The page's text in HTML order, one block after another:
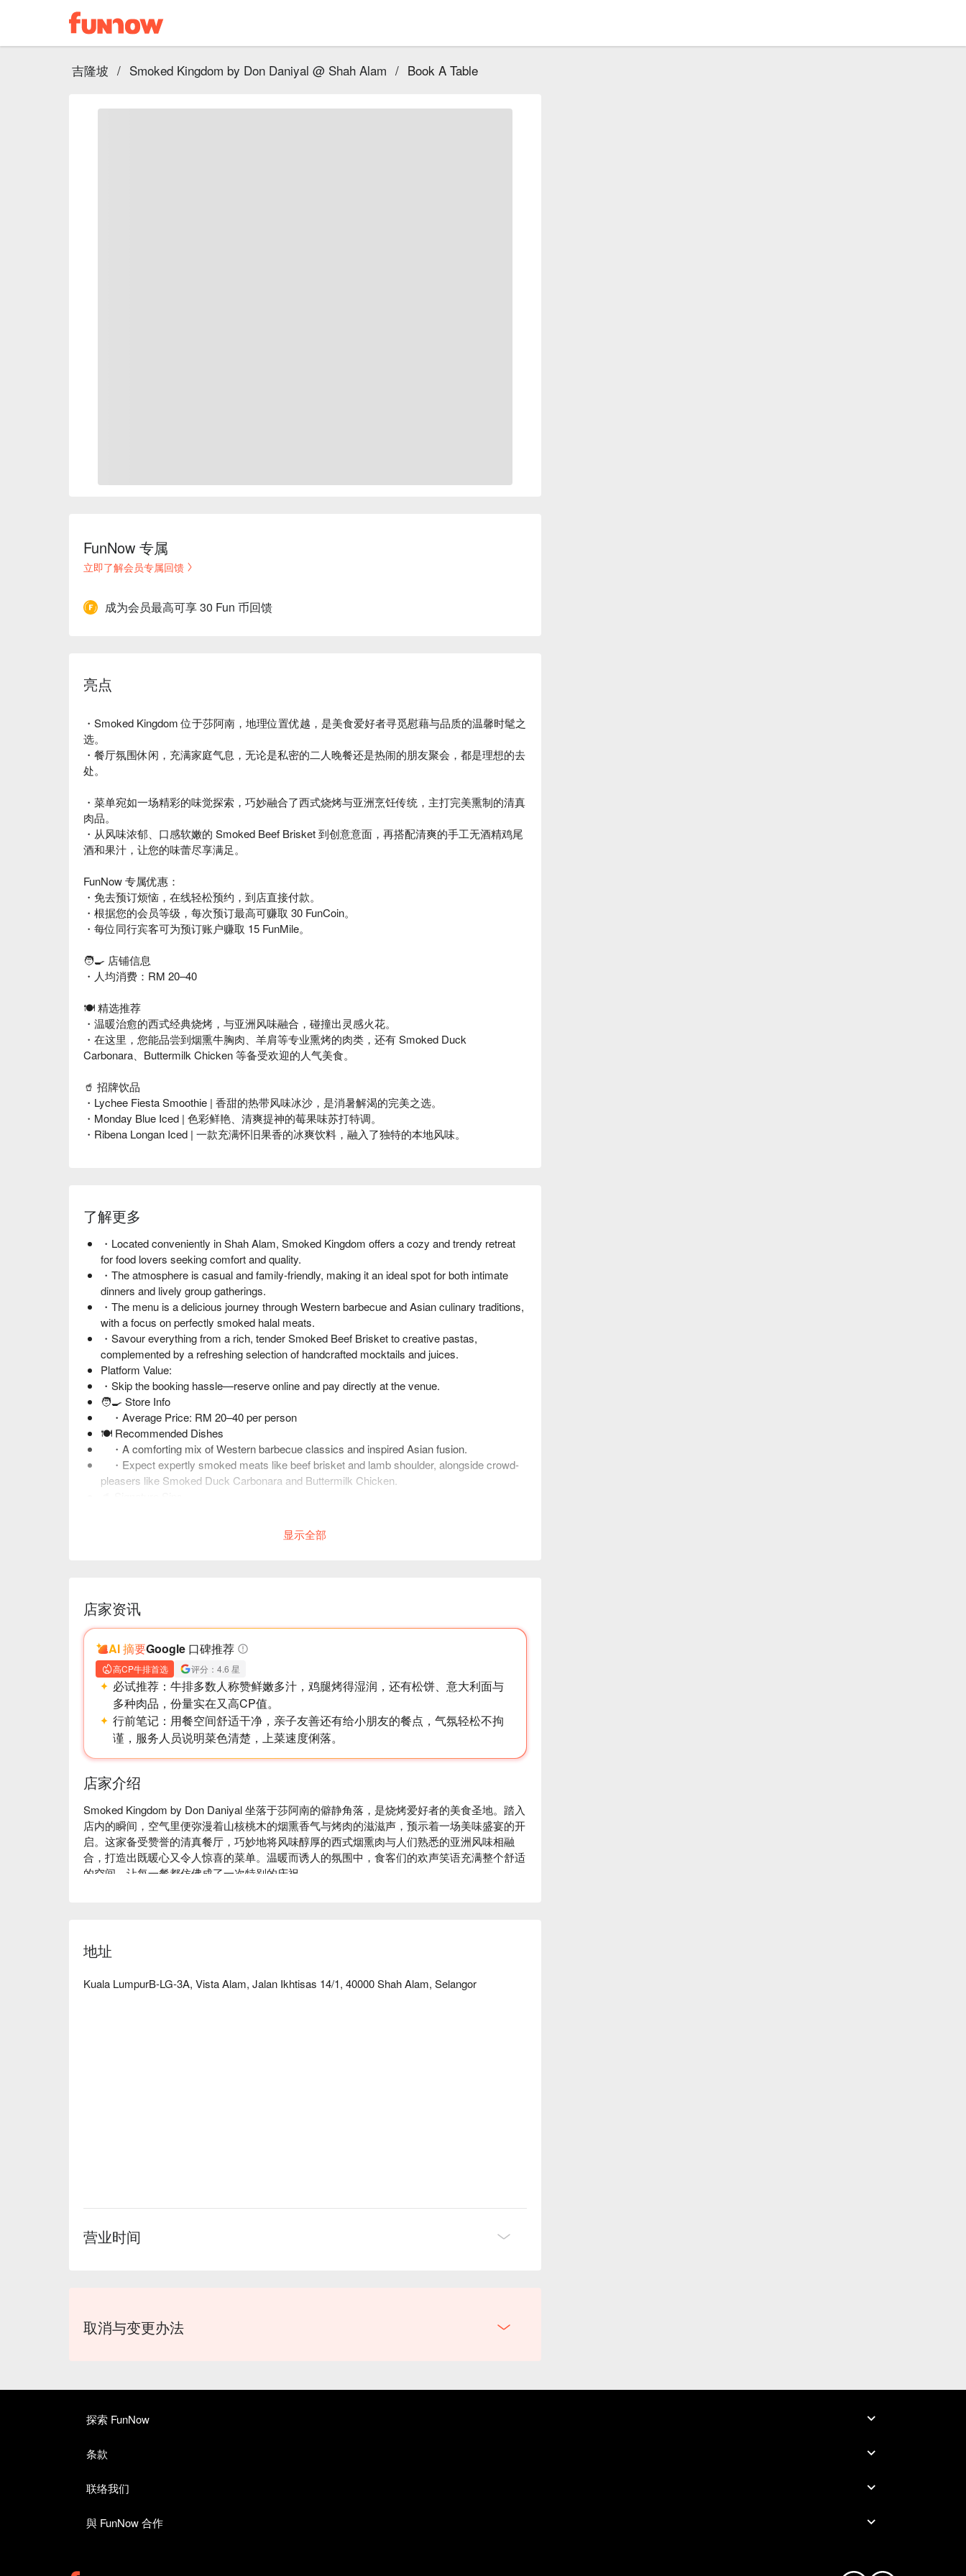
吉隆坡 / Smoked Kingdom by Don Daniyal @ Shah Alam / Book A Table
FunNow 专属
立即了解会员专属回馈
成为会员最高可享 30 Fun 币回馈
亮点
・Smoked Kingdom 位于莎阿南，地理位置优越，是美食爱好者寻觅慰藉与品质的温馨时髦之
选。
・餐厅氛围休闲，充满家庭气息，无论是私密的二人晚餐还是热闹的朋友聚会，都是理想的去
处。
・菜单宛如一场精彩的味觉探索，巧妙融合了西式烧烤与亚洲烹饪传统，主打完美熏制的清真
肉品。
・从风味浓郁、口感软嫩的 Smoked Beef Brisket 到创意意面，再搭配清爽的手工无酒精鸡尾
酒和果汁，让您的味蕾尽享满足。
FunNow 专属优惠：
・免去预订烦恼，在线轻松预约，到店直接付款。
・根据您的会员等级，每次预订最高可赚取 30 FunCoin。
・每位同行宾客可为预订账户赚取 15 FunMile。
🧑🍳 店铺信息
・人均消费：RM 20–40
🍽️ 精选推荐
・温暖治愈的西式经典烧烤，与亚洲风味融合，碰撞出灵感火花。
・在这里，您能品尝到烟熏牛胸肉、羊肩等专业熏烤的肉类，还有 Smoked Duck
Carbonara、Buttermilk Chicken 等备受欢迎的人气美食。
🥤 招牌饮品
・Lychee Fiesta Smoothie | 香甜的热带风味冰沙，是消暑解渴的完美之选。
・Monday Blue Iced | 色彩鲜艳、清爽提神的莓果味苏打特调。
・Ribena Longan Iced | 一款充满怀旧果香的冰爽饮料，融入了独特的本地风味。
了解更多
・Located conveniently in Shah Alam, Smoked Kingdom offers a cozy and trendy retreat
for food lovers seeking comfort and quality.
・The atmosphere is casual and family-friendly, making it an ideal spot for both intimate
dinners and lively group gatherings.
・The menu is a delicious journey through Western barbecue and Asian culinary traditions,
with a focus on perfectly smoked halal meats.
・Savour everything from a rich, tender Smoked Beef Brisket to creative pastas,
complemented by a refreshing selection of handcrafted mocktails and juices.
Platform Value:
・Skip the booking hassle—reserve online and pay directly at the venue.
🧑🍳 Store Info
・Average Price: RM 20–40 per person
🍽️ Recommended Dishes
・A comforting mix of Western barbecue classics and inspired Asian fusion.
・Expect expertly smoked meats like beef brisket and lamb shoulder, alongside crowd-
pleasers like Smoked Duck Carbonara and Buttermilk Chicken.
・Monday Blue Iced | A vibrant and refreshing berry-flavoured soda mocktail.
・Ribena Longan Iced | A nostalgic and fruity cooler with a local twist.
显示全部
店家资讯
AI 摘要Google 口碑推荐
高CP牛排首选 评分：4.6 星
必试推荐： 牛排多数人称赞鲜嫩多汁，鸡腿烤得湿润，还有松饼、意大利面与
多种肉品，份量实在又高CP值。
行前笔记： 用餐空间舒适干净，亲子友善还有给小朋友的餐点，气氛轻松不拘
谨，服务人员说明菜色清楚，上菜速度俐落。
店家介绍
Smoked Kingdom by Don Daniyal 坐落于莎阿南的僻静角落，是烧烤爱好者的美食圣地。踏入
店内的瞬间，空气里便弥漫着山核桃木的烟熏香气与烤肉的滋滋声，预示着一场美味盛宴的开
启。这家备受赞誉的清真餐厅，巧妙地将风味醇厚的西式烟熏肉与人们熟悉的亚洲风味相融
合，打造出既暖心又令人惊喜的菜单。温暖而诱人的氛围中，食客们的欢声笑语充满整个舒适
的空间，让每一餐都仿佛成了一次特别的庆祝。
- “地道烟熏风味”：从鲜嫩的烟熏牛胸肉到创意十足的烟熏鸭肉卡邦尼意面，每道菜都充满了
- “温馨惬意之所”：舒适宜人、适合家庭的氛围，无论是工作日晚餐还是周末欢聚，都堪称完
地址
Kuala LumpurB-LG-3A, Vista Alam, Jalan Ikhtisas 14/1, 40000 Shah Alam, Selangor
营业时间
取消与变更办法
探索 FunNow
条款
联络我们
與 FunNow 合作